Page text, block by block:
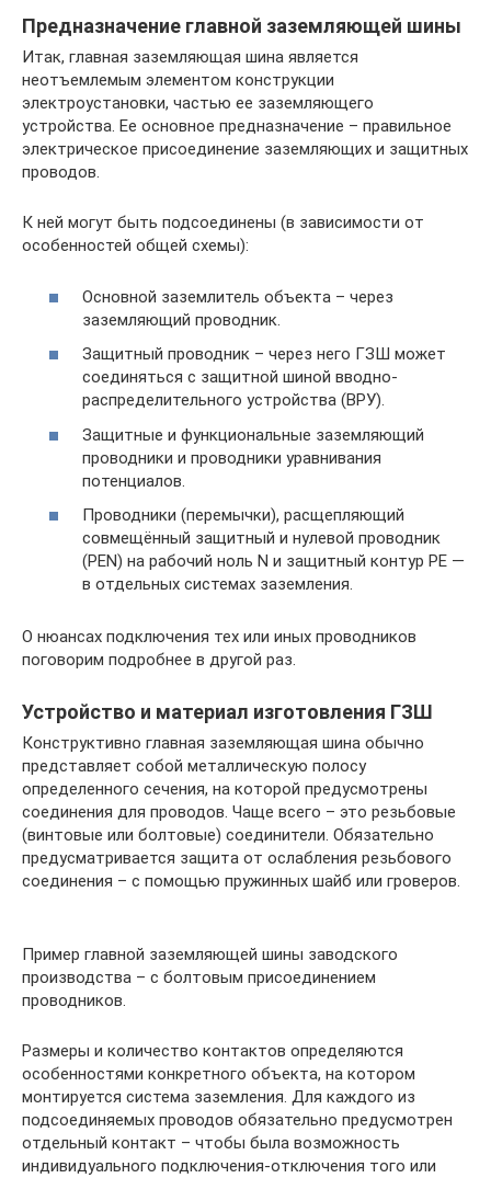
Предназначение главной заземляющей шины
Итак, главная заземляющая шина является
неотъемлемым элементом конструкции
электроустановки, частью ее заземляющего
устройства. Ее основное предназначение – правильное
электрическое присоединение заземляющих и защитных
проводов.
К ней могут быть подсоединены (в зависимости от
особенностей общей схемы):
Основной заземлитель объекта – через
заземляющий проводник.
Защитный проводник – через него ГЗШ может
соединяться с защитной шиной вводно-
распределительного устройства (ВРУ).
Защитные и функциональные заземляющий
проводники и проводники уравнивания
потенциалов.
Проводники (перемычки), расщепляющий
совмещённый защитный и нулевой проводник
(РЕN) на рабочий ноль N и защитный контур РЕ —
в отдельных системах заземления.
О нюансах подключения тех или иных проводников
поговорим подробнее в другой раз.
Устройство и материал изготовления ГЗШ
Конструктивно главная заземляющая шина обычно
представляет собой металлическую полосу
определенного сечения, на которой предусмотрены
соединения для проводов. Чаще всего – это резьбовые
(винтовые или болтовые) соединители. Обязательно
предусматривается защита от ослабления резьбового
соединения – с помощью пружинных шайб или гроверов.
Пример главной заземляющей шины заводского
производства – с болтовым присоединением
проводников.
Размеры и количество контактов определяются
особенностями конкретного объекта, на котором
монтируется система заземления. Для каждого из
подсоединяемых проводов обязательно предусмотрен
отдельный контакт – чтобы была возможность
индивидуального подключения-отключения того или